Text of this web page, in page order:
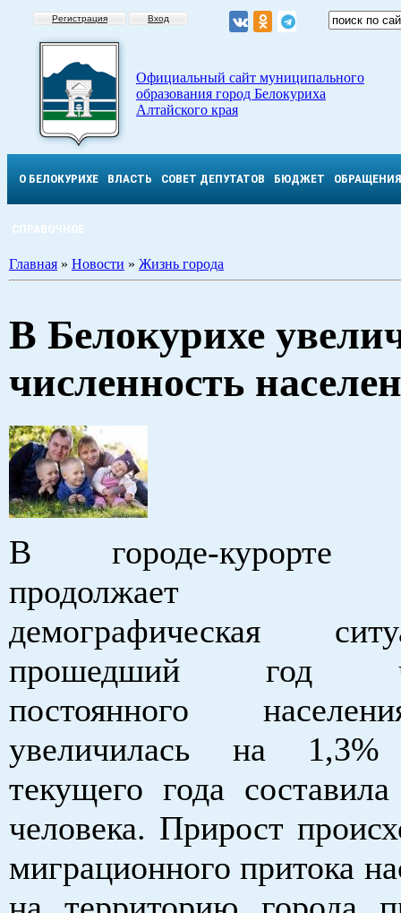
Регистрация Вход
Официальный сайт муниципального
образования город Белокуриха
Алтайского края
О БЕЛОКУРИХЕ ВЛАСТЬ СОВЕТ ДЕПУТАТОВ БЮДЖЕТ ОБРАЩЕНИЯ
СПРАВОЧНОЕ
Главная » Новости » Жизнь города
В Белокурихе
численность
В городе-курорте
продолжает
демографическая
прошедший год
постоянного
увеличилась на
текущего года
человека. Прирост
миграционного притока